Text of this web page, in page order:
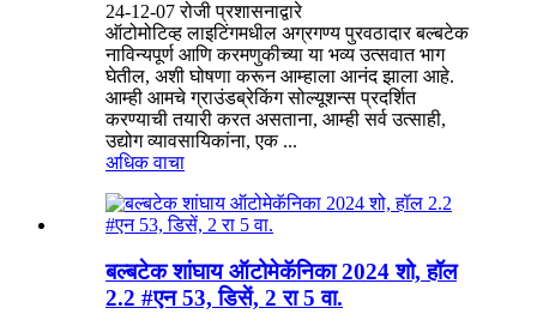
24-12-07 रोजी प्रशासनाद्वारे
ऑटोमोटिव्ह लाइटिंगमधील अग्रगण्य पुरवठादार बल्बटेक
नाविन्यपूर्ण आणि करमणुकीच्या या भव्य उत्सवात भाग
घेतील, अशी घोषणा करून आम्हाला आनंद झाला आहे.
आम्ही आमचे ग्राउंडब्रेकिंग सोल्यूशन्स प्रदर्शित
करण्याची तयारी करत असताना, आम्ही सर्व उत्साही,
उद्योग व्यावसायिकांना, एक ...
अधिक वाचा
बल्बटेक शांघाय ऑटोमेकॅनिका 2024 शो, हॉल
2.2 #एन 53, डिसें, 2 रा 5 वा.